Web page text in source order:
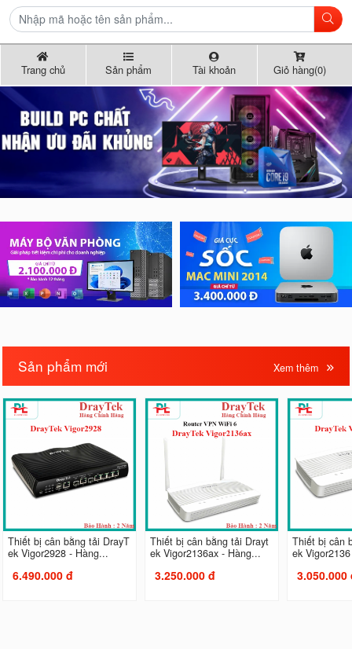
Trang chủ Sản phẩm Tài khoản Giỏ hàng(0)
Sản phẩm mới Xem thêm
Thiết bị cân bằng tải DrayT
ek Vigor2928 - Hàng...
6.490.000 đ
Thiết bị cân bằng tải Drayt
ek Vigor2136ax - Hàng...
3.250.000 đ
Thiết bị cân
ek
3.050.000